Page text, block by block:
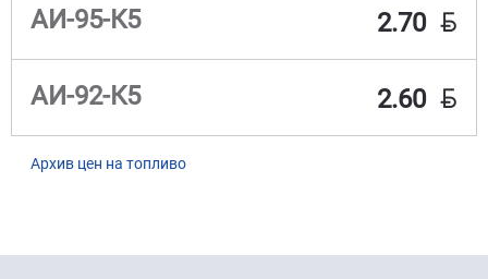
АИ-95-К5 2.70 BYN
АИ-92-К5 2.60 BYN
Архив цен на топливо